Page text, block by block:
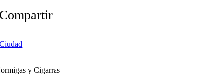
Compartir
Ciudad
y Cigarras